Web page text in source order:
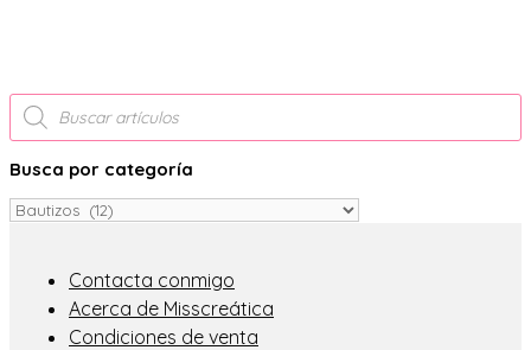
Búsqueda
de
productos
Busca por categoría
Contacta conmigo
Acerca de Misscreática
Condiciones de venta